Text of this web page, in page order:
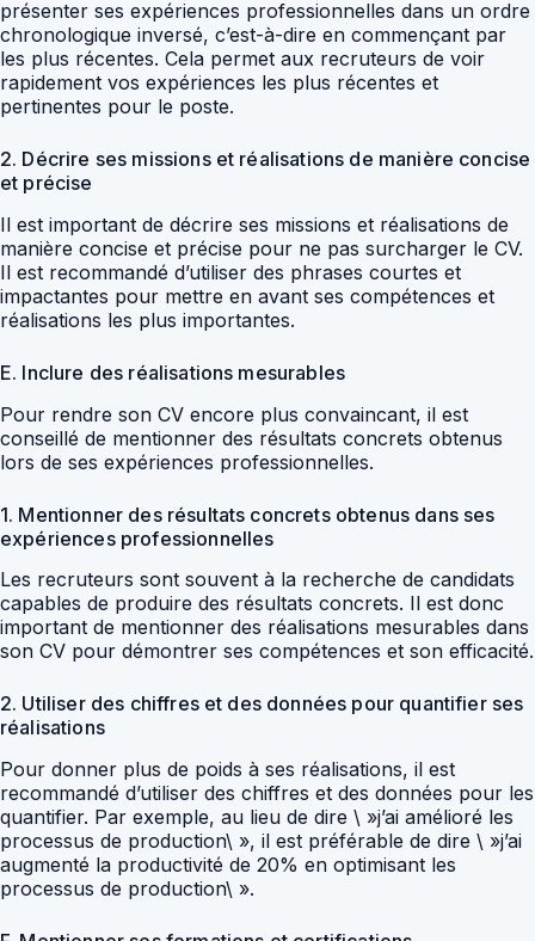
présenter ses expériences professionnelles dans un ordre
chronologique inversé, c’est-à-dire en commençant par
les plus récentes. Cela permet aux recruteurs de voir
rapidement vos expériences les plus récentes et
pertinentes pour le poste.
2. Décrire ses missions et réalisations de manière concise
et précise
Il est important de décrire ses missions et réalisations de
manière concise et précise pour ne pas surcharger le CV.
Il est recommandé d’utiliser des phrases courtes et
impactantes pour mettre en avant ses compétences et
réalisations les plus importantes.
E. Inclure des réalisations mesurables
Pour rendre son CV encore plus convaincant, il est
conseillé de mentionner des résultats concrets obtenus
lors de ses expériences professionnelles.
1. Mentionner des résultats concrets obtenus dans ses
expériences professionnelles
Les recruteurs sont souvent à la recherche de candidats
capables de produire des résultats concrets. Il est donc
important de mentionner des réalisations mesurables dans
son CV pour démontrer ses compétences et son efficacité.
2. Utiliser des chiffres et des données pour quantifier ses
réalisations
Pour donner plus de poids à ses réalisations, il est
recommandé d’utiliser des chiffres et des données pour les
quantifier. Par exemple, au lieu de dire \ »j’ai amélioré les
processus de production\ », il est préférable de dire \ »j’ai
augmenté la productivité de 20% en optimisant les
processus de production\ ».